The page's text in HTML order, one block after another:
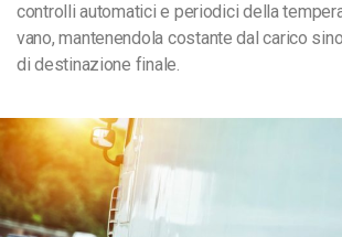
controlli automatici e periodici della
vano, mantenendola costante dal carico
di destinazione finale.